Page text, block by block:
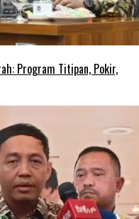
Program Titipan, Pokir,